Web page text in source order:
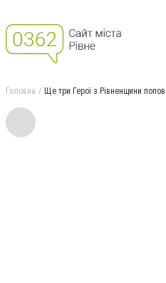
Головна Ще три Герої з Рівненщини